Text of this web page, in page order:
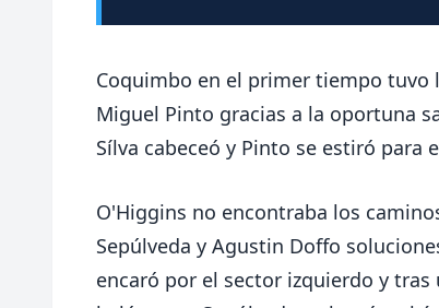
Coquimbo en el primer tiempo tuvo
Miguel Pinto gracias a la oportuna
Sílva cabeceó y Pinto se estiró para
O'Higgins no encontraba los
Sepúlveda y Agustin Doffo
encaró por el sector izquierdo y